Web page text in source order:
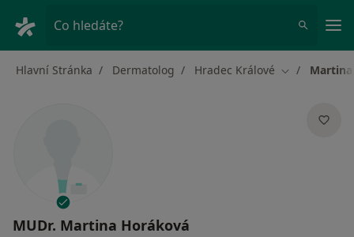
Co hledáte?
Hlavní Stránka Dermatolog Hradec Králové Změna města
MUDr. Martina Horáková